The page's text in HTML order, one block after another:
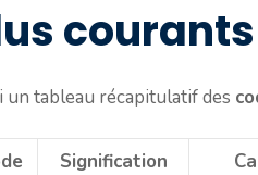
courants
un tableau récapitulatif des
Signification